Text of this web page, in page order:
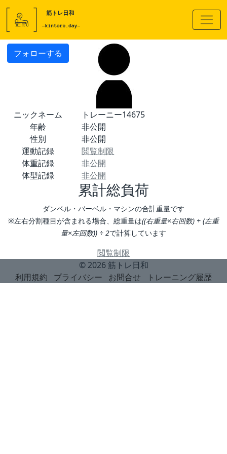
フォローする
ニックネーム
トレーニー14675
年齢
非公開
性別
非公開
運動記録
閲覧制限
体重記録
非公開
体型記録
非公開
累計総負荷
ダンベル・バーベル・マシンの合計重量です
※左右分割種目が含まれる場合、総重量は((右重量×右回数) + (左重
量×左回数)) ÷ 2で計算しています
閲覧制限
© 2026 筋トレ日和
利用規約
プライバシー お問合せ トレーニング履歴